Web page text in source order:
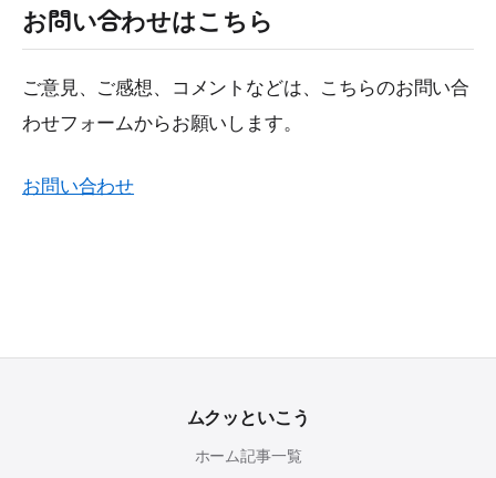
お問い合わせはこちら
ご意見、ご感想、コメントなどは、こちらのお問い合
わせフォームからお願いします。
お問い合わせ
ムクッといこう
ホーム記事一覧